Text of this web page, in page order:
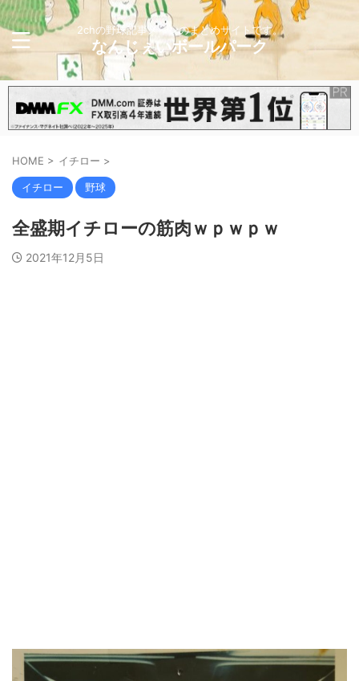
2chの野球記事メインのまとめサイトです。
なんじぇいボールパーク
HOME > イチロー >
イチロー 野球
全盛期イチローの筋肉ｗｐｗｐｗ
2021年12月5日